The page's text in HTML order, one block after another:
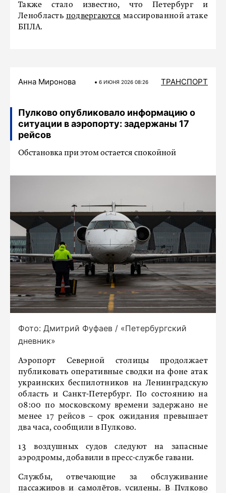
Также стало известно, что Петербург и
Ленобласть подвергаются массированной атаке
БПЛА.
Анна Миронова 6 ИЮНЯ 2026 08:26 ТРАНСПОРТ
Пулково опубликовало информацию о
ситуации в аэропорту: задержаны 17
рейсов
Обстановка при этом остается спокойной
Фото: Дмитрий Фуфаев / «Петербургский
дневник»
Аэропорт Северной столицы продолжает
публиковать оперативные сводки на фоне атак
украинских беспилотников на Ленинградскую
область и Санкт-Петербург. По состоянию на
08:00 по московскому времени задержано не
менее 17 рейсов – срок ожидания превышает
два часа, сообщили в Пулково.
13 воздушных судов следуют на запасные
аэродромы, добавили в пресс-службе гавани.
Службы, отвечающие за обслуживание
пассажиров и самолётов, усилены. В Пулково